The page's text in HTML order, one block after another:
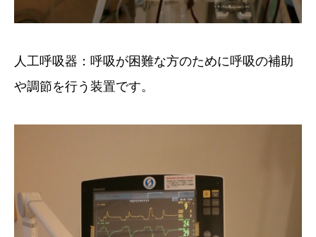
人工呼吸器：呼吸が困難な方のために呼吸の補助
や調節を行う装置です。